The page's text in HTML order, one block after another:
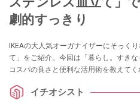
劇的すっきり
IKEAの大人気オーガナイザーにそっく
て」をご紹介。今回は「暮らし。すき
コスパの良さと便利な活用術を教えてく
イチオシスト